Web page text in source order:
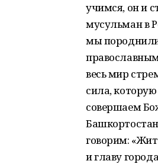
учимся, он и
мусульман в
мы
весь мир
сила,
совершаем
говорим:
и главу